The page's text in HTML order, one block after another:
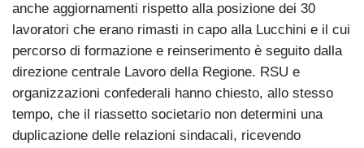
anche aggiornamenti rispetto alla posizione dei 30
lavoratori che erano rimasti in capo alla Lucchini e il cui
percorso di formazione e reinserimento è seguito dalla
direzione centrale Lavoro della Regione. RSU e
organizzazioni confederali hanno chiesto, allo stesso
tempo, che il riassetto societario non determini una
duplicazione delle relazioni sindacali, ricevendo